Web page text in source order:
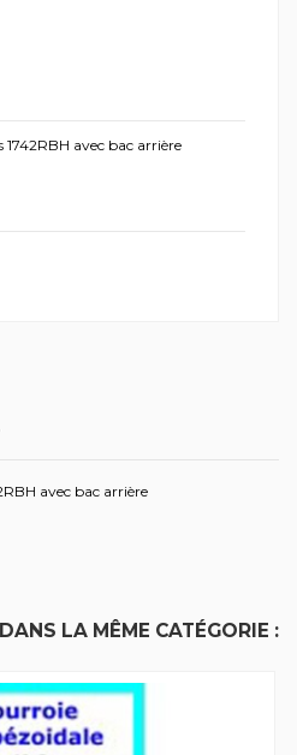
avec bac arrière
avec bac arrière
LA MÊME CATÉGORIE :